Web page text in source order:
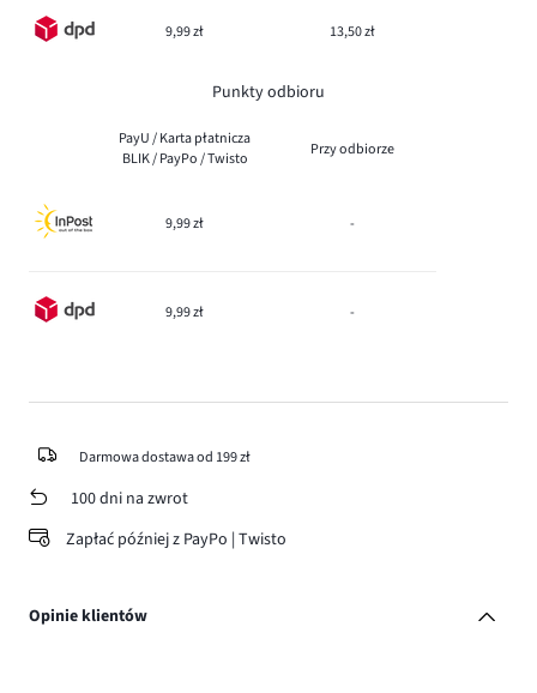
9,99 zł 13,50 zł
Punkty odbioru
PayU / Karta płatnicza
BLIK / PayPo / Twisto
Przy odbiorze
9,99 zł -
9,99 zł -
Darmowa dostawa od 199 zł
100 dni na zwrot
Zapłać później z PayPo | Twisto
Opinie klientów